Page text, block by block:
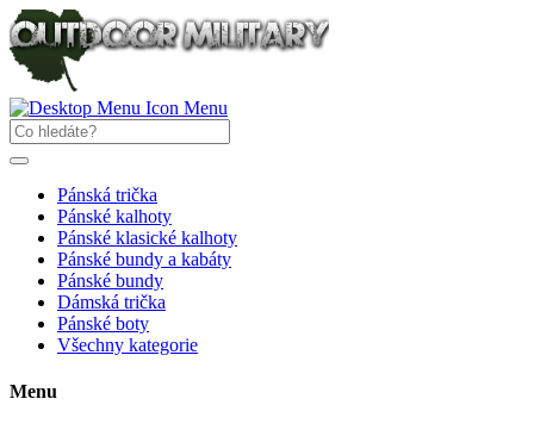
Menu
Pánská trička
Pánské kalhoty
Pánské klasické kalhoty
Pánské bundy a kabáty
Pánské bundy
Dámská trička
Pánské boty
Všechny kategorie
Menu